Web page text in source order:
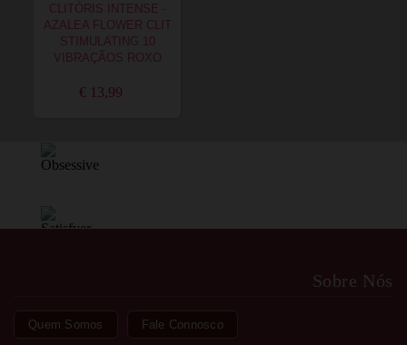
CLITÓRIS INTENSE -
AZALEA FLOWER CLIT
STIMULATING 10
VIBRAÇÃOS ROXO
€ 13,99
Sobre Nós
Quem Somos Fale Connosco